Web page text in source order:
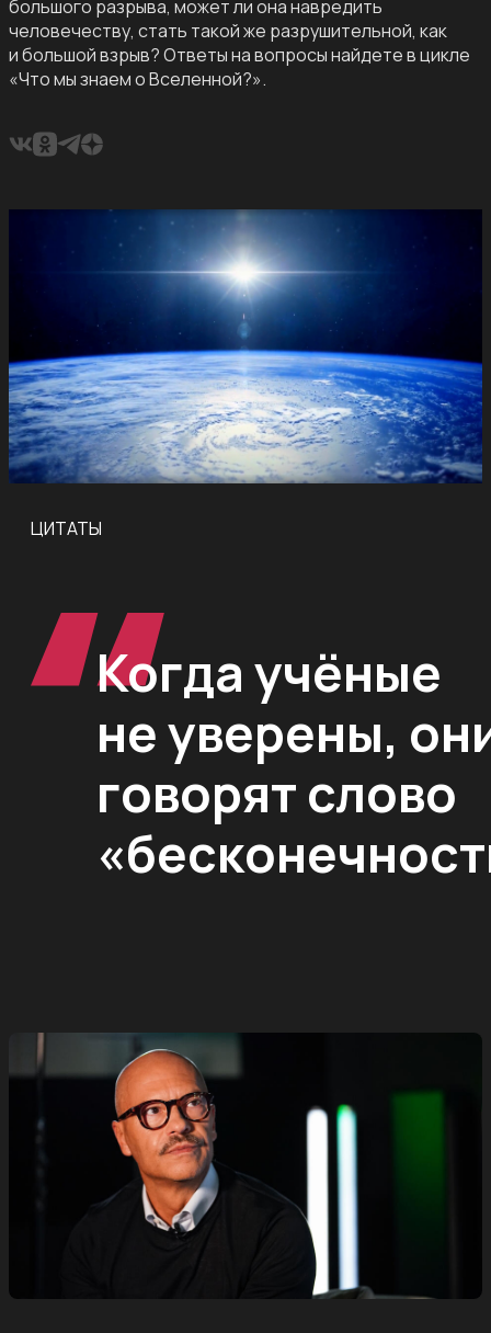
большого разрыва, может ли она навредить
человечеству, стать такой же разрушительной, как
и большой взрыв? Ответы на вопросы найдете в цикле
«Что мы знаем о Вселенной?».
ЦИТАТЫ
Когда учёные
не уверены,
говорят слово